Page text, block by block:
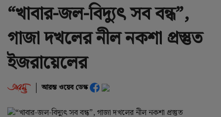
“খাবার-জল-বিদ্যুৎ সব বন্ধ”,
গাজা দখলের নীল নকশা প্রস্তুত
ইজরায়েলের
আরম্ভ ওয়েব ডেস্ক